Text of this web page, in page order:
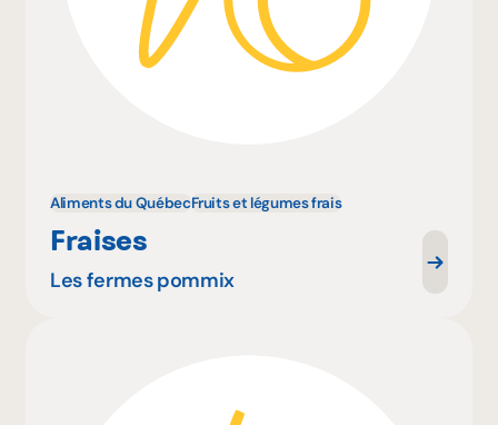
Aliments du QuébecFruits et légumes frais
Fraises
Les fermes pommix